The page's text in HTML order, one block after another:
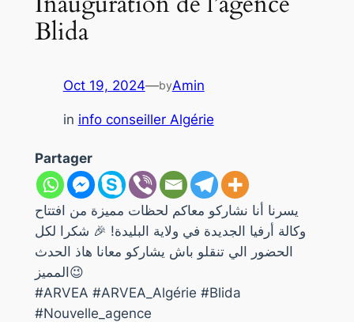
Blida
Oct 19, 2024—byAmin
in info conseiller Algérie
Partager
يسرنا أنا نشاركو معاكم لحظات مميزة من افتتاح
وكالة أرفيا الجديدة في ولاية البليدة! 🎉 شكرا لكل
الحضور الي تنقلو باش يشاركو معانا هاذ الحدث
المميز😉
#ARVEA #ARVEA_Algérie #Blida
#Nouvelle_agence